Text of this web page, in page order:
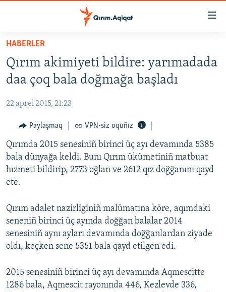
Esas
qaytmaq
Baş
navigatsiyağa
qaytmaq
qaytmaq
SİYASET
İQTİSADİYAT
CEMİYET
MEDENİYET
İNSAN AQLARI
VİDEO
SÜRET
FİKİR
Русский
QOŞULIÑIZ!
HABERLER
Qırım akimiyeti bildire: yarımadada
daa çoq bala doğmağa başladı
22 aprel 2015, 21:23
Paylaşmaq VPN-siz oquñız
Qırımda 2015 senesiniñ birinci üç ayı devamında 5385
bala dünyağa keldi. Bunı Qırım ükümetiniñ matbuat
hızmeti bildirip, 2773 oğlan ve 2612 qız doğğanını qayd
ete.
Qırım adalet nazirliginiñ malümatına köre, aqımdaki
seneniñ birinci üç ayında doğğan balalar 2014
senesiniñ aynı ayları devamında doğğanlardan ziyade
oldı, keçken sene 5351 bala qayd etilgen edi.
2015 senesiniñ birinci üç ayı devamında Aqmescitte
1286 bala, Aqmescit rayonında 446, Kezlevde 336,